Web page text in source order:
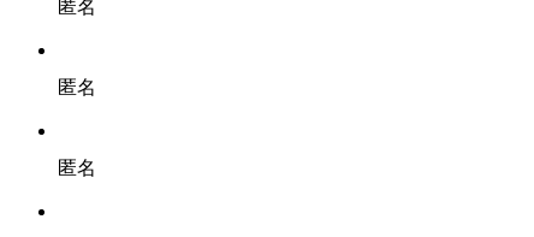
匿名
匿名
匿名